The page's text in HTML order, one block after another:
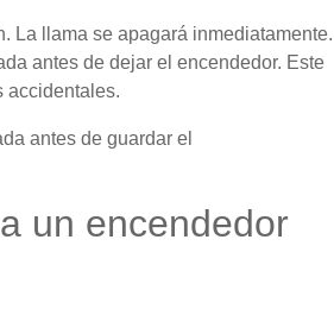
La llama se apagará inmediatamente.
antes de dejar el encendedor. Este
accidentales.
antes de guardar el
un encendedor